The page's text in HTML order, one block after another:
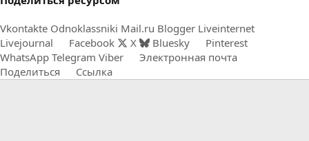
Vkontakte Odnoklassniki Mail.ru Blogger Liveinternet
Livejournal
Facebook X Bluesky
Pinterest
WhatsApp Telegram Viber
Электронная почта
Поделиться
Ссылка